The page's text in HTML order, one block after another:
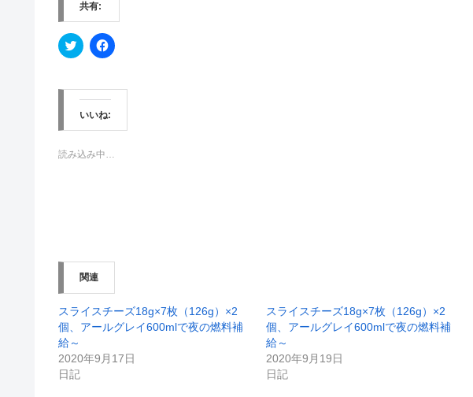
共有:
ク
リ
て
T
w
t
e
ィ
ド
開
き
ま
F
a
o
o
k
共
す
く
新
し
い
ン
いいね:
読み込み中…
関連
スライスチーズ18g×7枚（126g）×2
個、アールグレイ600mlで夜の燃料補
給～
2020年9月17日
日記
スライスチーズ18g×7枚（126g）×2
個、アールグレイ600mlで夜の燃料補
給～
2020年9月19日
日記